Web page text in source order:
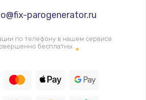
термопредохранителя
700 руб.
Заказать
2500 руб.
parogenerator.ru
по телефону в нашем сервисе
бесплатны